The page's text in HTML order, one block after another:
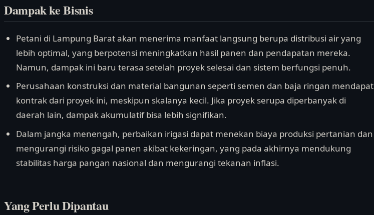
Dampak ke Bisnis
Petani di Lampung Barat akan menerima manfaat langsung berupa distribusi air yang
lebih optimal, yang berpotensi meningkatkan hasil panen dan pendapatan mereka.
Namun, dampak ini baru terasa setelah proyek selesai dan sistem berfungsi penuh.
Perusahaan konstruksi dan material bangunan seperti semen dan baja ringan mendapat
kontrak dari proyek ini, meskipun skalanya kecil. Jika proyek serupa diperbanyak di
daerah lain, dampak akumulatif bisa lebih signifikan.
Dalam jangka menengah, perbaikan irigasi dapat menekan biaya produksi pertanian dan
mengurangi risiko gagal panen akibat kekeringan, yang pada akhirnya mendukung
stabilitas harga pangan nasional dan mengurangi tekanan inflasi.
Yang Perlu Dipantau